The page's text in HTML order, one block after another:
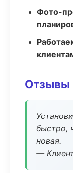
Фото-
Отзывы
быстро,
новая.
—